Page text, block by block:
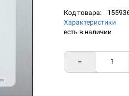
Код товара:
Характеристики
есть в наличии
-